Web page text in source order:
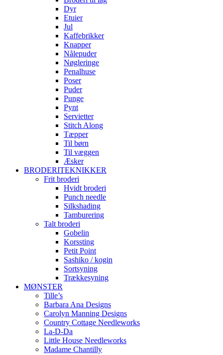
Dyr
Etuier
Jul
Kaffebrikker
Knapper
Nålepuder
Nøgleringe
Penalhuse
Poser
Puder
Punge
Pynt
Servietter
Stitch Along
Tæpper
Til børn
Til væggen
Æsker
BRODERITEKNIKKER
Frit broderi
Hvidt broderi
Punch needle
Silkshading
Tamburering
Talt broderi
Gobelin
Korssting
Petit Point
Sashiko / kogin
Sortsyning
Trækkesyning
MØNSTER
Tille’s
Barbara Ana Designs
Carolyn Manning Designs
Country Cottage Needleworks
La-D-Da
Little House Needleworks
Madame Chantilly